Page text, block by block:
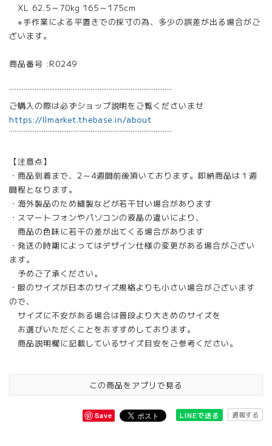
XL 62.5～70kg 165～175cm
※手作業による平置きでの採寸の為、多少の誤差が出る場合がご
ざいます。
商品番号 :R0249
¨¨¨¨¨¨¨¨¨¨¨¨¨¨¨¨¨¨¨¨¨¨¨¨¨¨¨¨¨¨¨¨¨¨¨¨¨¨¨¨¨¨¨¨¨
ご購入の際は必ずショップ説明をご覧くださいませ
https://llmarket.thebase.in/about
¨¨¨¨¨¨¨¨¨¨¨¨¨¨¨¨¨¨¨¨¨¨¨¨¨¨¨¨¨¨¨¨¨¨¨¨¨¨¨¨¨¨¨¨¨
【注意点】
・商品到着まで、2～4週間前後頂いております。即納商品は１週
間程となります。
・海外製品のため縫製などが若干甘い場合があります
・スマートフォンやパソコンの液晶の違いにより、
商品の色味に若干の差が出てくる場合があります
・発送の時期によってはデザイン仕様の変更がある場合がござい
ます。
予めご了承ください。
・服のサイズが日本のサイズ規格よりも小さい場合がございます
ので、
サイズに不安がある場合は普段より大きめのサイズを
お選びいただくことをおすすめしております。
商品説明欄に記載しているサイズ目安をご参考ください。
この商品をアプリで見る
Save LINEで送る 通報する